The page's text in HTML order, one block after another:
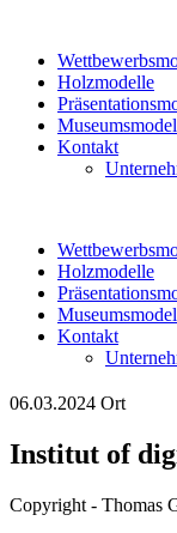
Holzmodelle
Kontakt
Holzmodelle
Kontakt
06.03.2024 Ort
Institut of
Copyright - Thomas